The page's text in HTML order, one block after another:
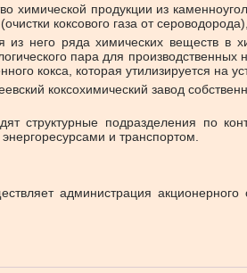
химической продукции из
коксового газа от
него ряда химических веществ в
пара для
кокса, которая утилизируется на
коксохимический завод
структурные подразделения по
и транспортом.
администрация